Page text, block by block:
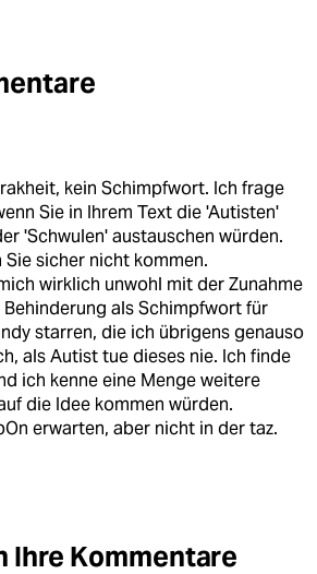
kein Schimpfwort. Ich frage
Sie in Ihrem Text die 'Autisten'
'Schwulen' austauschen würden.
sicher nicht kommen.
wirklich unwohl mit der Zunahme
als Schimpfwort für
starren, die ich übrigens genauso
als Autist tue dieses nie. Ich finde
ich kenne eine Menge weitere
die Idee kommen würden.
erwarten, aber nicht in der taz.
Ihre Kommentare